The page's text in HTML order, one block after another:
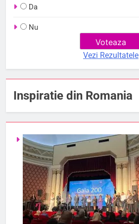
Da
Nu
Vezi Rezultatele
Inspiratie din Romania